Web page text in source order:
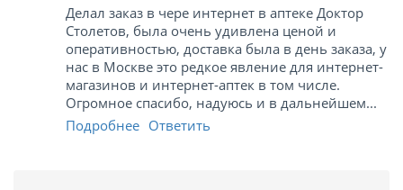
Делал заказ в чере интернет в аптеке Доктор
Столетов, была очень удивлена ценой и
оперативностью, доставка была в день заказа, у
нас в Москве это редкое явление для интернет-
магазинов и интернет-аптек в том числе.
Огромное спасибо, надуюсь и в дальнейшем...
Подробнее Ответить